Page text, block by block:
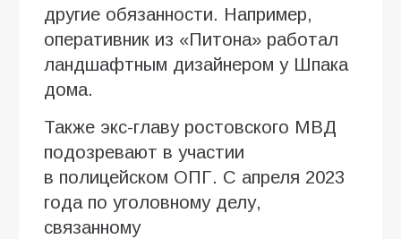
другие обязанности. Например,
оперативник из «Питона» работал
ландшафтным дизайнером у Шпака
дома.
Также экс-главу ростовского МВД
подозревают в участии
в полицейском ОПГ. С апреля 2023
года по уголовному делу,
связанному